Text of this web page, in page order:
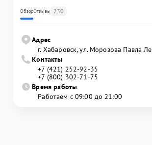
ОбзорОтзывы 230
Адрес
г. Хабаровск, ул. Морозова Павла
Контакты
+7 (421) 252-92-35
+7 (800) 302-71-75
Время работы
Работаем с 09:00 до 21:00